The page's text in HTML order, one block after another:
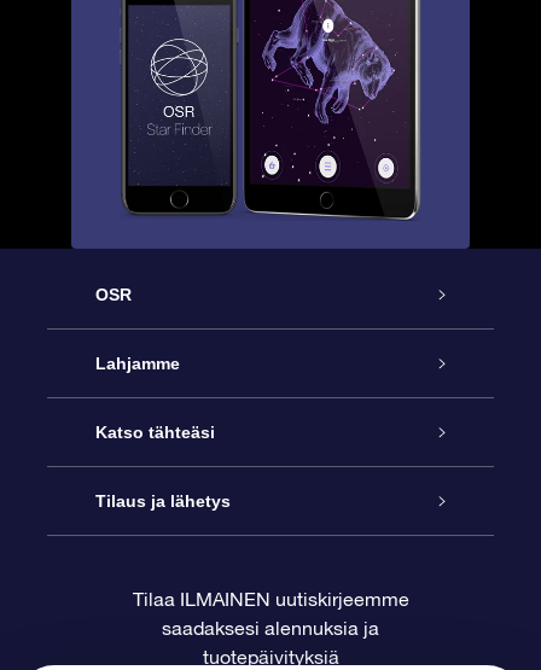
OSR
Palvelu
Ota meihin yhteyttä
Blogi
Arvostelut
Lahjamme
Online Star -lahja
OSR-lahjapakkaus
OSR-lahjakortti
Katso tähteäsi
Star Register
Henkilökohtainen Tähtisivu
Tilaus ja lähetys
Maksutiedot
Tilaa ILMAINEN uutiskirjeemme
saadaksesi alennuksia ja
tuotepäivityksiä